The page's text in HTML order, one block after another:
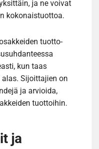
ja ne voivat
kokonaistuottoa.
tuotto-
kun taas
Sijoittajien on
ja arvioida,
tuottoihin.
ja